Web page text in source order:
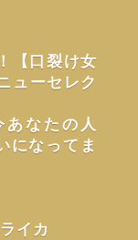
【口裂け女
ューセレク
なたの人
になってま
イカ